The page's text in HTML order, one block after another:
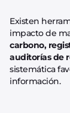
Existen
impacto de
carbono,
auditorías de
sistemática
información.